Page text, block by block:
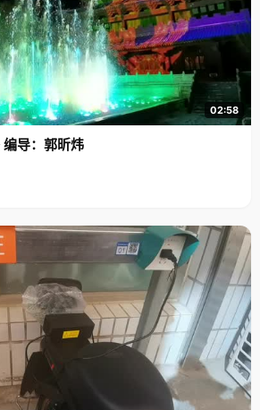
02:58
导：郭昕炜